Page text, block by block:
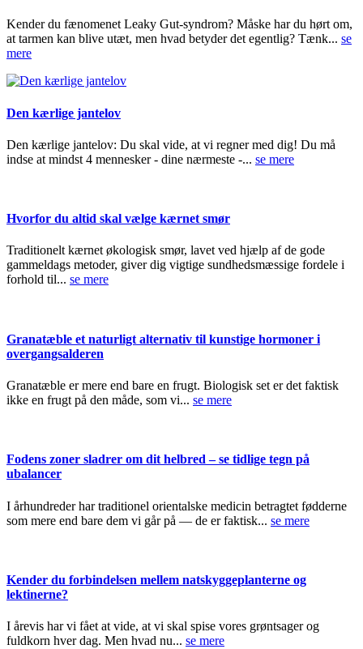
Kender du fænomenet Leaky Gut-syndrom? Måske har du hørt om,
at tarmen kan blive utæt, men hvad betyder det egentlig? Tænk... se
mere
Den kærlige jantelov
Den kærlige jantelov: Du skal vide, at vi regner med dig! Du må
indse at mindst 4 mennesker - dine nærmeste -... se mere
Hvorfor du altid skal vælge kærnet smør
Traditionelt kærnet økologisk smør, lavet ved hjælp af de gode
gammeldags metoder, giver dig vigtige sundhedsmæssige fordele i
forhold til... se mere
Granatæble et naturligt alternativ til kunstige hormoner i
overgangsalderen
Granatæble er mere end bare en frugt. Biologisk set er det faktisk
ikke en frugt på den måde, som vi... se mere
Fodens zoner sladrer om dit helbred – se tidlige tegn på
ubalancer
I århundreder har traditionel orientalske medicin betragtet fødderne
som mere end bare dem vi går på — de er faktisk... se mere
Kender du forbindelsen mellem natskyggeplanterne og
lektinerne?
I årevis har vi fået at vide, at vi skal spise vores grøntsager og
fuldkorn hver dag. Men hvad nu... se mere